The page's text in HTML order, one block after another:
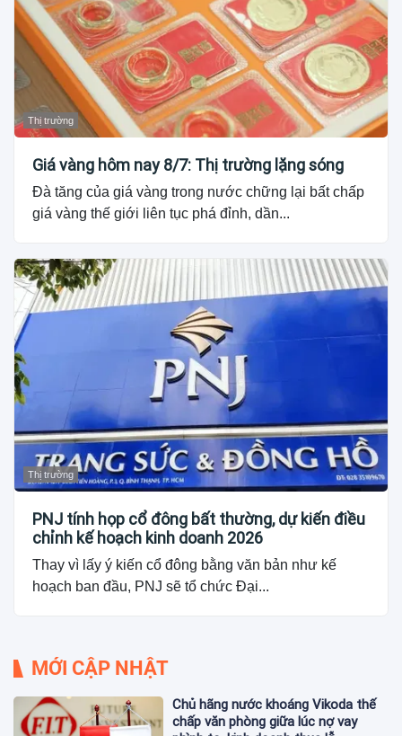
Thị trường
Giá vàng hôm nay 8/7: Thị trường lặng sóng
Đà tăng của giá vàng trong nước chững lại bất chấp
giá vàng thế giới liên tục phá đỉnh, dần...
Thị trường
PNJ tính họp cổ đông bất thường, dự kiến điều
chỉnh kế hoạch kinh doanh 2026
Thay vì lấy ý kiến cổ đông bằng văn bản như kế
hoạch ban đầu, PNJ sẽ tổ chức Đại...
MỚI CẬP NHẬT
Chủ hãng nước khoáng Vikoda thế
chấp văn phòng giữa lúc nợ vay